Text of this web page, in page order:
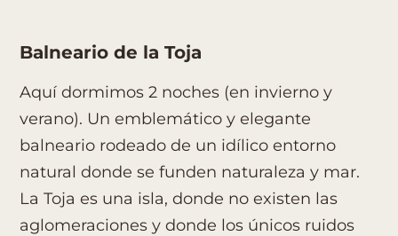
Balneario de la Toja
Aquí dormimos 2 noches (en invierno y
verano). Un emblemático y elegante
balneario rodeado de un idílico entorno
natural donde se funden naturaleza y mar.
La Toja es una isla, donde no existen las
aglomeraciones y donde los únicos ruidos